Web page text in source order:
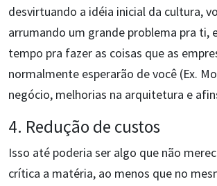
desvirtuando a idéia inicial da cultura,
arrumando um grande problema pra ti,
tempo pra fazer as coisas que as
normalmente esperarão de você (Ex.
negócio, melhorias na arquitetura e
4. Redução de custos
Isso até poderia ser algo que não
crítica a matéria, ao menos que no